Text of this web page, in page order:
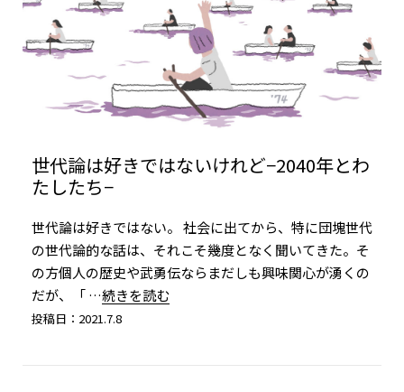
世代論は好きではないけれど−2040年とわ
たしたち−
世代論は好きではない。 社会に出てから、特に団塊世代
の世代論的な話は、それこそ幾度となく聞いてきた。そ
の方個人の歴史や武勇伝ならまだしも興味関心が湧くの
だが、「…続きを読む
投稿日：2021.7.8